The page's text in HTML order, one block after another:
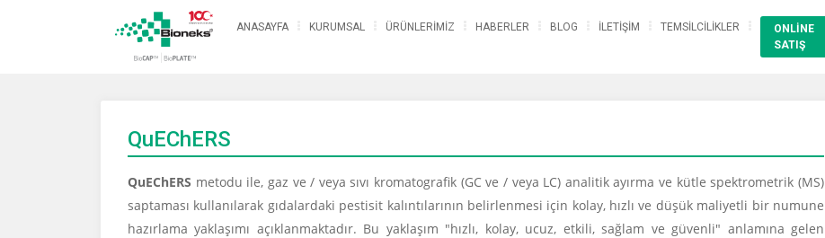
ANASAYFA KURUMSAL ÜRÜNLERİMİZ HABERLER BLOG İLETİŞİM TEMSİLCİLİKLER
ONLİNE
SATIŞ
QuEChERS
QuEChERS metodu ile, gaz ve / veya sıvı kromatografik (GC ve / veya LC) analitik ayırma ve kütle spektrometrik (MS)
saptaması kullanılarak gıdalardaki pestisit kalıntılarının belirlenmesi için kolay, hızlı ve düşük maliyetli bir numune
hazırlama yaklaşımı açıklanmaktadır. Bu yaklaşım "hızlı, kolay, ucuz, etkili, sağlam ve güvenli" anlamına gelen